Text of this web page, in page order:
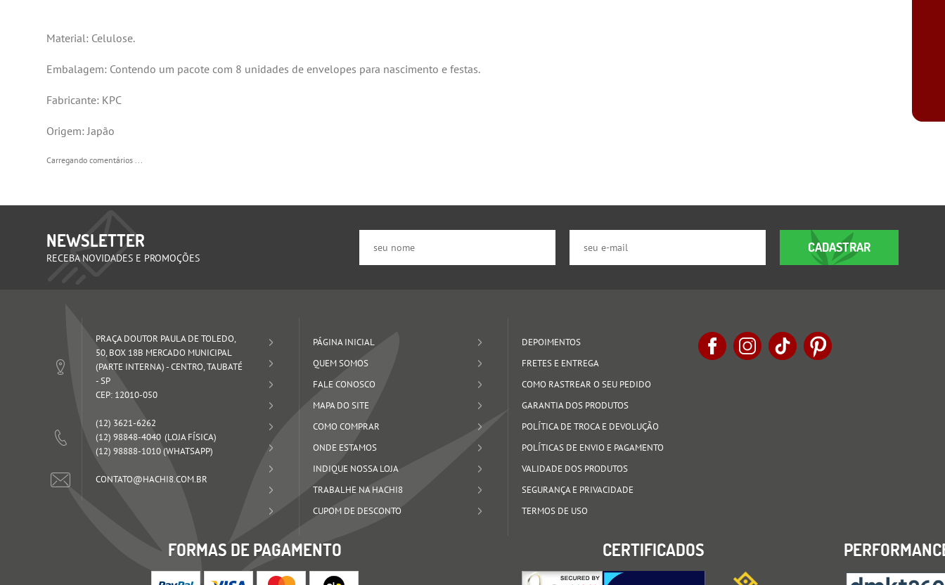
Material: Celulose.
Embalagem: Contendo um pacote com 8 unidades de envelopes para nascimento e festas.
Fabricante: KPC
Origem: Japão
Carregando comentários ...
NEWSLETTER
RECEBA NOVIDADES E PROMOÇÕES
CADASTRAR
PRAÇA DOUTOR PAULA DE TOLEDO,
50, BOX 18B MERCADO MUNICIPAL
(PARTE INTERNA)-CENTRO, TAUBATÉ
-SP
CEP: 12010-050
(12) 3621-6262
(12) 98848-4040
(12) 98888-1010(WHATSAPP)
CONTATO@HACHI8.COM.BR
PÁGINA INICIAL
QUEM SOMOS
FALE CONOSCO
MAPA DO SITE
COMO COMPRAR
ONDE ESTAMOS
INDIQUE NOSSA LOJA
TRABALHE NA HACHI8
CUPOM DE DESCONTO
DEPOIMENTOS
FRETES E ENTREGA
COMO RASTREAR O SEU PEDIDO
GARANTIA DOS PRODUTOS
POLÍTICA DE TROCA E DEVOLUÇÃO
POLÍTICAS DE ENVIO E PAGAMENTO
VALIDADE DOS PRODUTOS
SEGURANÇA E PRIVACIDADE
TERMOS DE USO
FORMAS DE PAGAMENTO CERTIFICADOS